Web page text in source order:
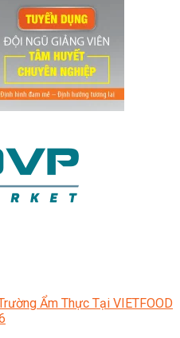
Ẩm Thực Tại VIETFOOD